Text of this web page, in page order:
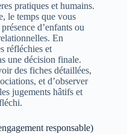
pratiques et humains.
le temps que vous
d’enfants ou
En
réfléchies et
une décision finale.
des fiches détaillées,
et d’observer
jugements hâtifs et
responsable)